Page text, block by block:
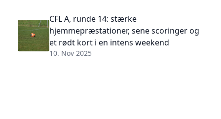
CFL A, runde 14: stærke
hjemmepræstationer, sene scoringer og
et rødt kort i en intens weekend
10. Nov 2025